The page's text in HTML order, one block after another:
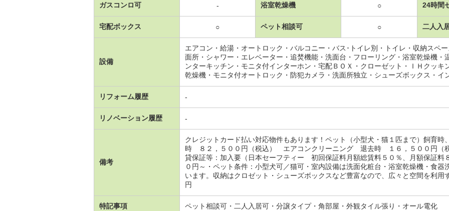
ガスコンロ可 - 浴室乾燥機 ○ 24時間
宅配ボックス ○ ペット相談可 ○ 二人入
設備
エアコン・給湯・オートロック・バルコニー・バス･トイレ別・トイレ・収納スペ
面所・シャワー・エレベーター・追焚機能・洗面台・フローリング・浴室乾燥機・
ンターキッチン・モニタ付インターホン・宅配ＢＯＸ・クローゼット・ＩＨクッ
乾燥機・モニタ付オートロック・防犯カメラ・洗面所独立・シューズボックス・イ
リフォーム履歴 -
リノベーション履歴 -
備考
クレジットカード払い対応物件もあります！ペット（小型犬・猫１匹まで）飼育
時 ８２，５００円（税込） エアコンクリーニング 退去時 １６，５００円（
貸保証等：加入要（日本セーフティー 初回保証料月額総賃料５０％、月額保証料
０円～・ペット条件：小型犬可／猫可・室内設備は洗面化粧台・浴室乾燥機・食器
います。収納はクロゼット・シューズボックスなど豊富なので、広々と空間を利
円
特記事項 ペット相談可・二人入居可・分譲タイプ・角部屋・外観タイル張り・オール電化